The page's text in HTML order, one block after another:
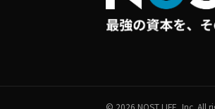
© 2026 NOST LIFE, Inc. All